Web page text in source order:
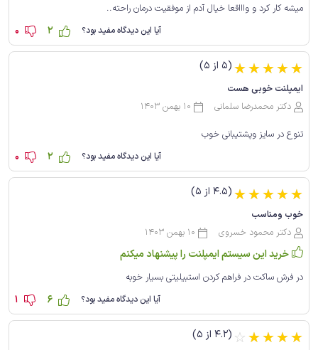
میشه کار کرد و واااقعا خیال آدم از موفقیت درمان راحته..
آیا این دیدگاه مفید بود؟ 2
0
(5 از 5)☆☆☆☆☆
ایمپلنت خوبی هست
دکتر محمدرضا سلمانی
10 بهمن 1403
تنوع در سایز وپشتیبانی خوب
آیا این دیدگاه مفید بود؟ 2
0
(4.5 از 5)☆☆☆☆☆
خوب ومناسب
دکتر محمود خسروی
10 بهمن 1403
خرید این سیستم ایمپلنت را پیشنهاد میکنم
در فرش ساکت در فراهم کردن استبیلیتی بسیار خوبه
آیا این دیدگاه مفید بود؟ 6
1
(4.2 از 5) ☆☆☆☆☆